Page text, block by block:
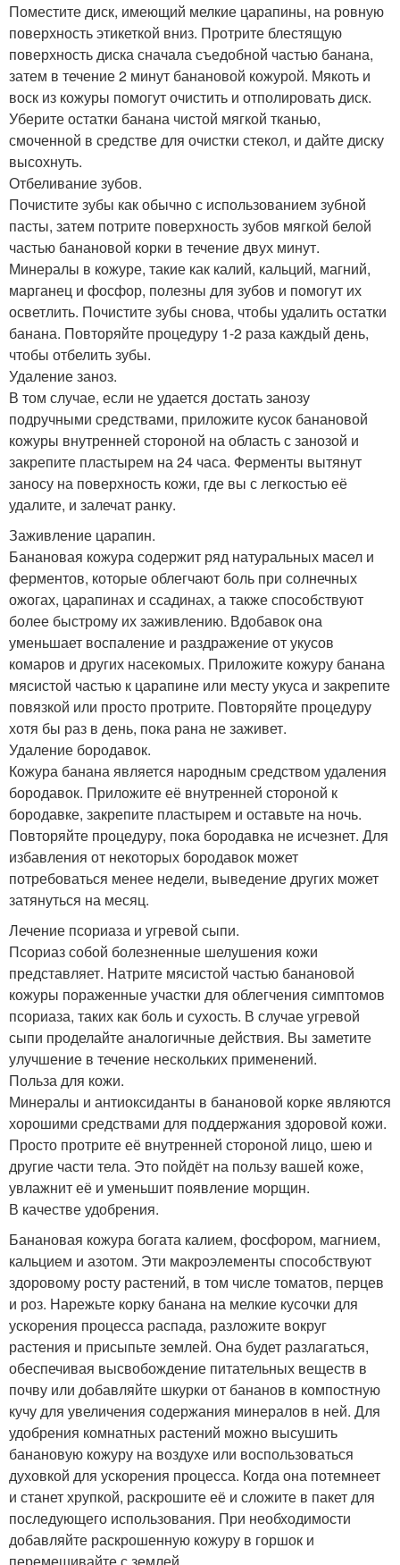
Поместите диск, имеющий мелкие царапины, на ровную
поверхность этикеткой вниз. Протрите блестящую
поверхность диска сначала съедобной частью банана,
затем в течение 2 минут банановой кожурой. Мякоть и
воск из кожуры помогут очистить и отполировать диск.
Уберите остатки банана чистой мягкой тканью,
смоченной в средстве для очистки стекол, и дайте диску
высохнуть.
Отбеливание зубов.
Почистите зубы как обычно с использованием зубной
пасты, затем потрите поверхность зубов мягкой белой
частью банановой корки в течение двух минут.
Минералы в кожуре, такие как калий, кальций, магний,
марганец и фосфор, полезны для зубов и помогут их
осветлить. Почистите зубы снова, чтобы удалить остатки
банана. Повторяйте процедуру 1-2 раза каждый день,
чтобы отбелить зубы.
Удаление заноз.
В том случае, если не удается достать занозу
подручными средствами, приложите кусок банановой
кожуры внутренней стороной на область с занозой и
закрепите пластырем на 24 часа. Ферменты вытянут
заносу на поверхность кожи, где вы с легкостью её
удалите, и залечат ранку.
Заживление царапин.
Банановая кожура содержит ряд натуральных масел и
ферментов, которые облегчают боль при солнечных
ожогах, царапинах и ссадинах, а также способствуют
более быстрому их заживлению. Вдобавок она
уменьшает воспаление и раздражение от укусов
комаров и других насекомых. Приложите кожуру банана
мясистой частью к царапине или месту укуса и закрепите
повязкой или просто протрите. Повторяйте процедуру
хотя бы раз в день, пока рана не заживет.
Удаление бородавок.
Кожура банана является народным средством удаления
бородавок. Приложите её внутренней стороной к
бородавке, закрепите пластырем и оставьте на ночь.
Повторяйте процедуру, пока бородавка не исчезнет. Для
избавления от некоторых бородавок может
потребоваться менее недели, выведение других может
затянуться на месяц.
Лечение псориаза и угревой сыпи.
Псориаз собой болезненные шелушения кожи
представляет. Натрите мясистой частью банановой
кожуры пораженные участки для облегчения симптомов
псориаза, таких как боль и сухость. В случае угревой
сыпи проделайте аналогичные действия. Вы заметите
улучшение в течение нескольких применений.
Польза для кожи.
Минералы и антиоксиданты в банановой корке являются
хорошими средствами для поддержания здоровой кожи.
Просто протрите её внутренней стороной лицо, шею и
другие части тела. Это пойдёт на пользу вашей коже,
увлажнит её и уменьшит появление морщин.
В качестве удобрения.
Банановая кожура богата калием, фосфором, магнием,
кальцием и азотом. Эти макроэлементы способствуют
здоровому росту растений, в том числе томатов, перцев
и роз. Нарежьте корку банана на мелкие кусочки для
ускорения процесса распада, разложите вокруг
растения и присыпьте землей. Она будет разлагаться,
обеспечивая высвобождение питательных веществ в
почву или добавляйте шкурки от бананов в компостную
кучу для увеличения содержания минералов в ней. Для
удобрения комнатных растений можно высушить
банановую кожуру на воздухе или воспользоваться
духовкой для ускорения процесса. Когда она потемнеет
и станет хрупкой, раскрошите её и сложите в пакет для
последующего использования. При необходимости
добавляйте раскрошенную кожуру в горшок и